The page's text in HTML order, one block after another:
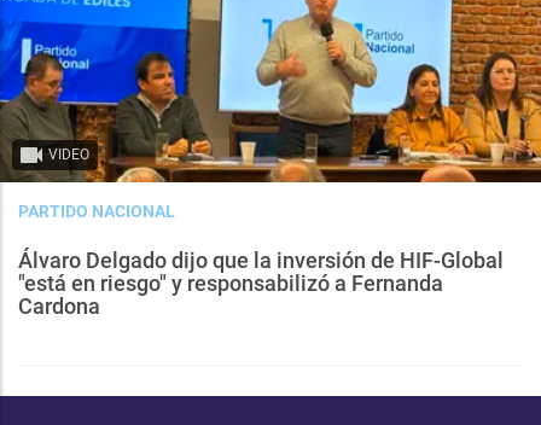
VIDEO
PARTIDO NACIONAL
Álvaro Delgado dijo que la inversión de HIF-Global
"está en riesgo" y responsabilizó a Fernanda
Cardona